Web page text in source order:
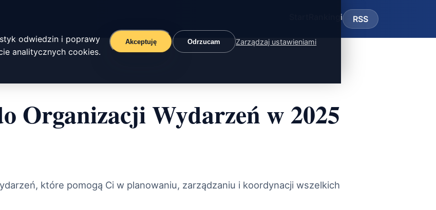
odwiedzin i poprawy
analitycznych cookies.
Akceptuję Odrzucam Zarządzaj ustawieniami
Rankingi RSS
Organizacji Wydarzeń w 2025
które pomogą Ci w planowaniu, zarządzaniu i koordynacji wszelkich